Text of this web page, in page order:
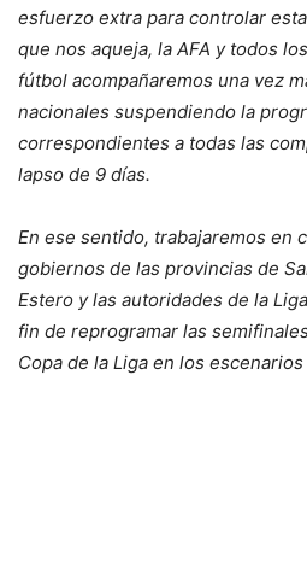
esfuerzo extra para controlar
que nos aqueja, la AFA y todos
fútbol acompañaremos una vez
nacionales suspendiendo la
correspondientes a todas las
lapso de 9 días.
En ese sentido, trabajaremos en
gobiernos de las provincias de
Estero y las autoridades de la
fin de reprogramar las
Copa de la Liga en los